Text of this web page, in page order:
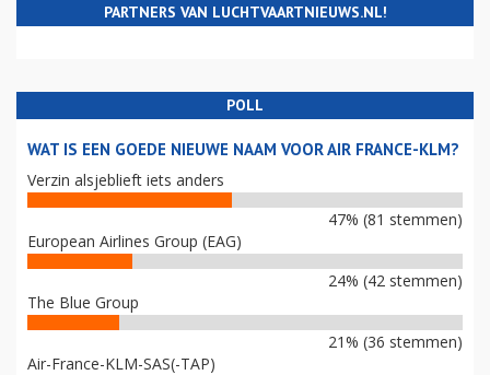
PARTNERS VAN LUCHTVAARTNIEUWS.NL!
POLL
WAT IS EEN GOEDE NIEUWE NAAM VOOR AIR FRANCE-KLM?
Verzin alsjeblieft iets anders
47% (81 stemmen)
European Airlines Group (EAG)
24% (42 stemmen)
The Blue Group
21% (36 stemmen)
Air-France-KLM-SAS(-TAP)